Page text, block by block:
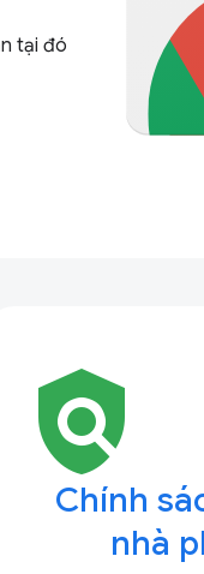
tại đó
policy
Chính
nhà